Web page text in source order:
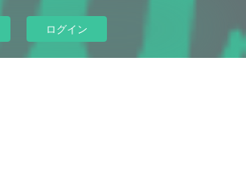
ログイン